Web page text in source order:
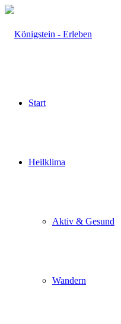
Start
Heilklima
Aktiv & Gesund
Wandern